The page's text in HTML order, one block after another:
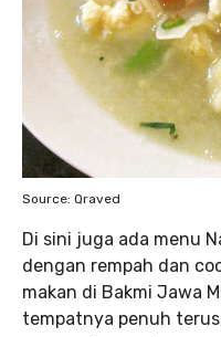
Source: Qraved
Di sini juga ada menu
dengan rempah dan
makan di Bakmi Jawa
tempatnya penuh